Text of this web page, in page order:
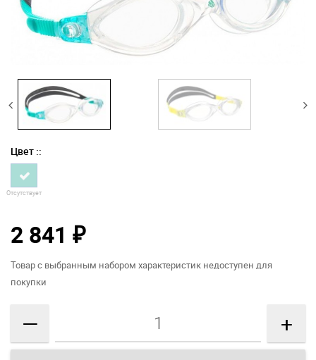
Цвет ::
Отсутствует
2 841 ₽
Товар с выбранным набором характеристик недоступен для
покупки
— +